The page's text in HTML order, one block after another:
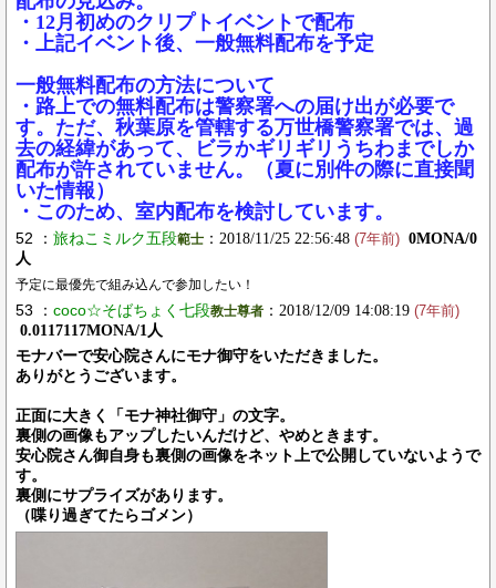
・12月初めのクリプトイベントで配布
・上記イベント後、一般無料配布を予定
一般無料配布の方法について
・路上での無料配布は警察署への届け出が必要で
す。ただ、秋葉原を管轄する万世橋警察署では、過
去の経緯があって、ビラかギリギリうちわまでしか
配布が許されていません。（夏に別件の際に直接聞
いた情報）
・このため、室内配布を検討しています。
52 ： 旅ねこミルク五段範士 ：2018/11/25 22:56:48 (7年前) 0MONA/0
人
予定に最優先で組み込んで参加したい！
53 ： coco☆そばちょく七段教士尊者 ：2018/12/09 14:08:19 (7年前)
0.0117117MONA/1人
モナバーで安心院さんにモナ御守をいただきました。
ありがとうございます。
正面に大きく「モナ神社御守」の文字。
裏側の画像もアップしたいんだけど、やめときます。
安心院さん御自身も裏側の画像をネット上で公開していないようで
す。
裏側にサプライズがあります。
（喋り過ぎてたらゴメン）